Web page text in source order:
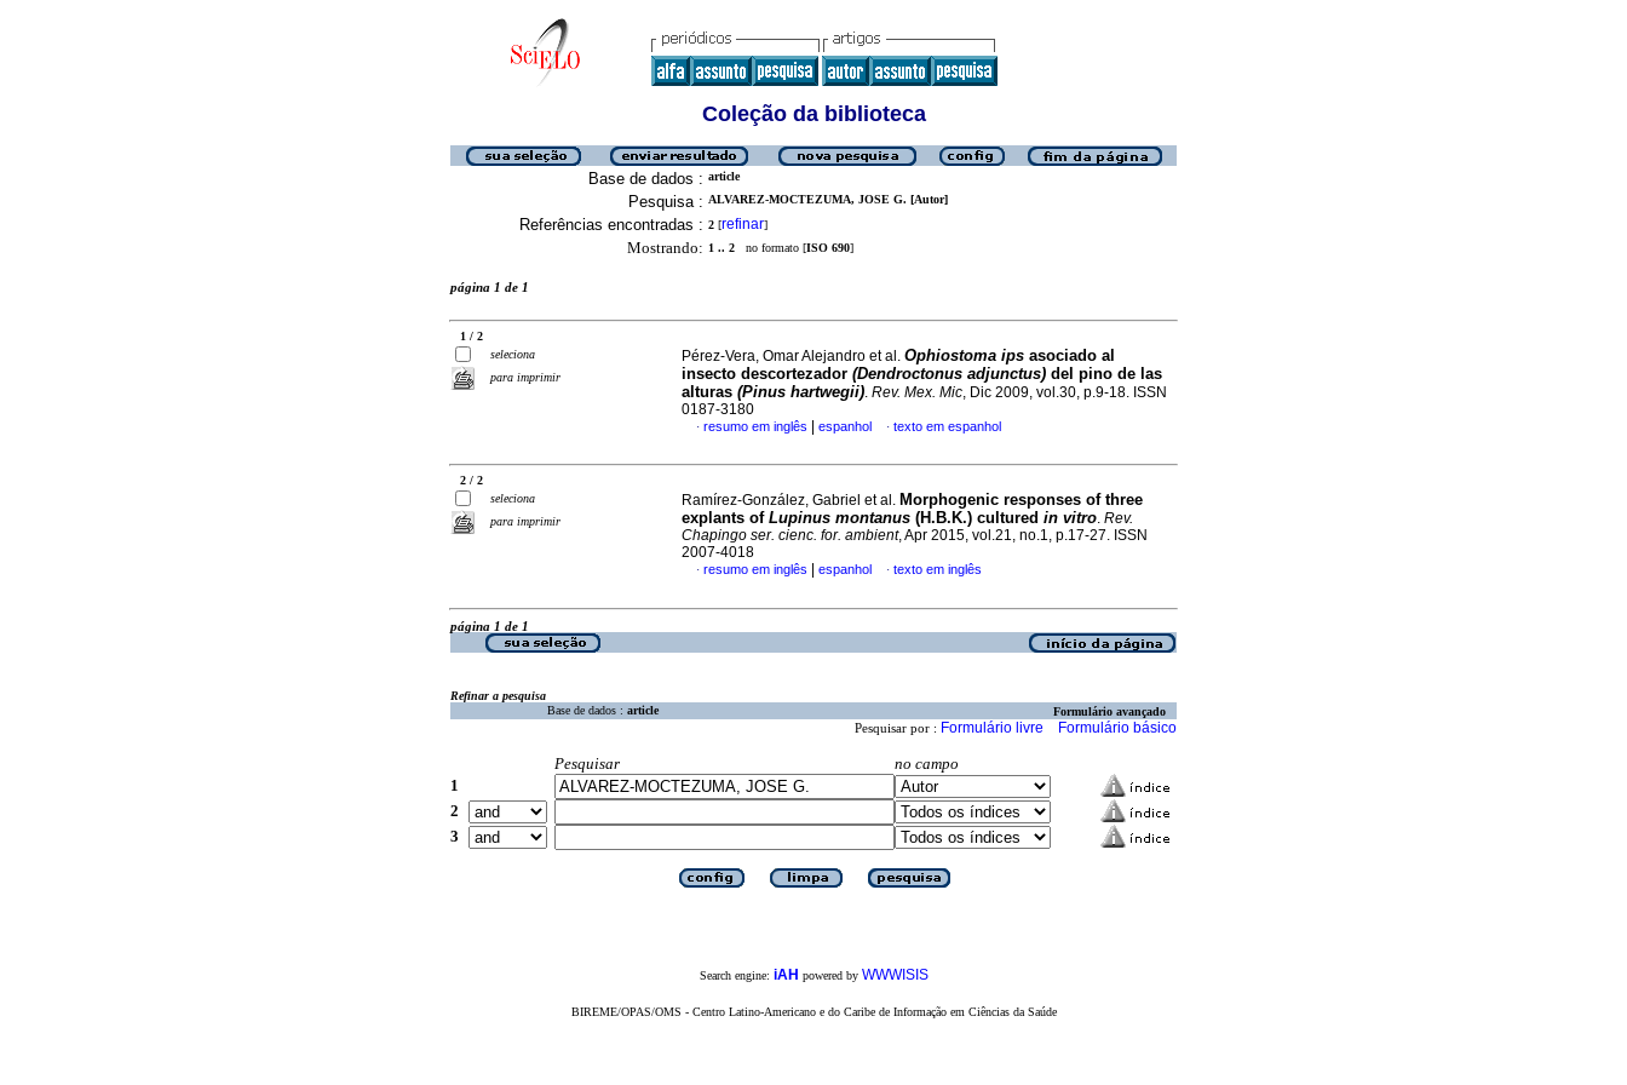
Coleção da biblioteca
Base de dados : article
Pesquisa : ALVAREZ-MOCTEZUMA, JOSE G. [Autor]
Referências encontradas : 2 [refinar]
Mostrando: 1 .. 2 no formato [ISO 690]
página 1 de 1
1 / 2
seleciona
para imprimir
Pérez-Vera, Omar Alejandro et al. Ophiostoma ips asociado al
insecto descortezador (Dendroctonus adjunctus) del pino de las
alturas (Pinus hartwegii). Rev. Mex. Mic, Dic 2009, vol.30, p.9-18. ISSN
0187-3180
· resumo em inglês espanhol · texto em espanhol
2 / 2
seleciona
para imprimir
Ramírez-González, Gabriel et al. Morphogenic responses of three
explants of Lupinus montanus (H.B.K.) cultured in vitro. Rev.
Chapingo ser. cienc. for. ambient, Apr 2015, vol.21, no.1, p.17-27. ISSN
2007-4018
· resumo em inglês espanhol · texto em inglês
página 1 de 1
Refinar a pesquisa
Base de dados : article Formulário avançado
Pesquisar por : Formulário livre Formulário básico
Pesquisar
no campo
1
2
3
Search engine: iAH powered by WWWISIS
BIREME/OPAS/OMS - Centro Latino-Americano e do Caribe de Informação em Ciências da Saúde